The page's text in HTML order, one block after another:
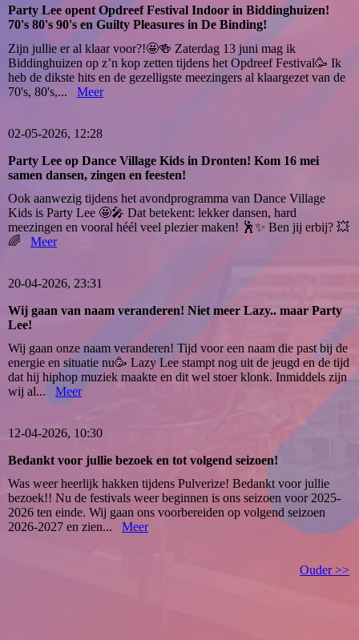
Party Lee opent Opdreef Festival Indoor in Biddinghuizen!
70's 80's 90's en Guilty Pleasures in De Binding!
Zijn jullie er al klaar voor?!🤩🍻 Zaterdag 13 juni mag ik
Biddinghuizen op z’n kop zetten tijdens het Opdreef Festival🥳 Ik
heb de dikste hits en de gezelligste meezingers al klaargezet van de
70's, 80's,... Meer
02-05-2026, 12:28
Party Lee op Dance Village Kids in Dronten! Kom 16 mei
samen dansen, zingen en feesten!
Ook aanwezig tijdens het avondprogramma van Dance Village
Kids is Party Lee 🤩🎤 Dat betekent: lekker dansen, hard
meezingen en vooral héél veel plezier maken! 🕺✨ Ben jij erbij? 💥
🌈 Meer
20-04-2026, 23:31
Wij gaan van naam veranderen! Niet meer Lazy.. maar Party
Lee!
Wij gaan onze naam veranderen! Tijd voor een naam die past bij de
energie en situatie nu🥳 Lazy Lee stampt nog uit de jeugd en de tijd
dat hij hiphop muziek maakte en dit wel stoer klonk. Inmiddels zijn
wij al... Meer
12-04-2026, 10:30
Bedankt voor jullie bezoek en tot volgend seizoen!
Was weer heerlijk hakken tijdens Pulverize! Bedankt voor jullie
bezoek!! Nu de festivals weer beginnen is ons seizoen voor 2025-
2026 ten einde. Wij gaan ons voorbereiden op volgend seizoen
2026-2027 en zien... Meer
Ouder >>